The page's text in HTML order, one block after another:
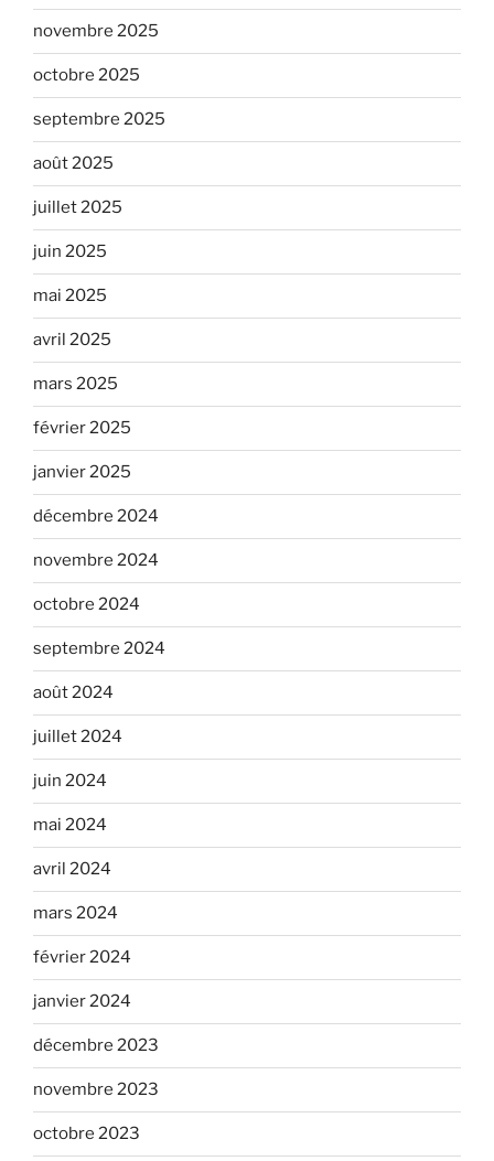
novembre 2025
octobre 2025
septembre 2025
août 2025
juillet 2025
juin 2025
mai 2025
avril 2025
mars 2025
février 2025
janvier 2025
décembre 2024
novembre 2024
octobre 2024
septembre 2024
août 2024
juillet 2024
juin 2024
mai 2024
avril 2024
mars 2024
février 2024
janvier 2024
décembre 2023
novembre 2023
octobre 2023